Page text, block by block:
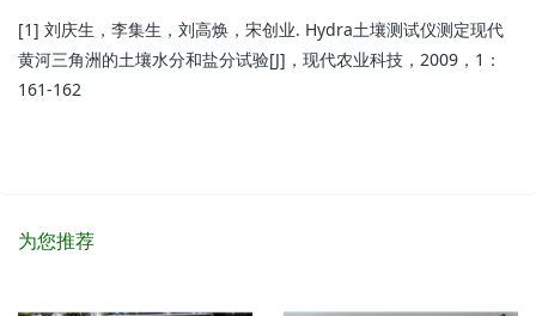
[1] 刘庆生，李集生，刘高焕，宋创业. Hydra土壤测试仪测定现代
黄河三角洲的土壤水分和盐分试验[J]，现代农业科技，2009，1：
161-162
为您推荐